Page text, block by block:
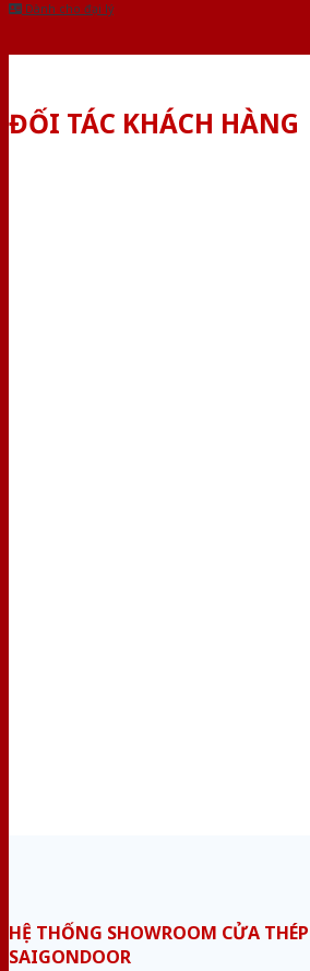
Dành cho đại lý
ĐỐI TÁC KHÁCH HÀNG
HỆ THỐNG SHOWROOM CỬA
SAIGONDOOR